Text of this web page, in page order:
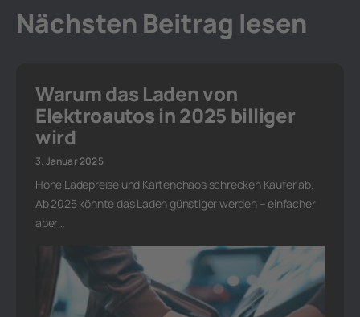
Nächsten Beitrag lesen
Warum das Laden von
Elektroautos in 2025 billiger
wird
3. Januar 2025
Hohe Ladepreise und Kartenchaos schrecken Käufer ab.
Ab 2025 könnte das Laden günstiger werden – einfacher
aber…